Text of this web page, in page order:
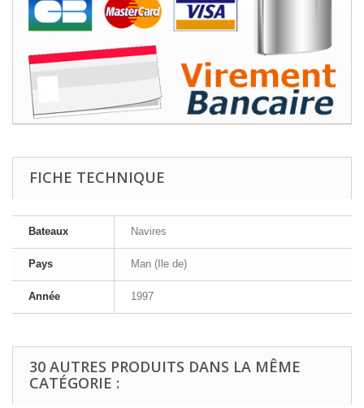
FICHE TECHNIQUE
Bateaux Navires
Pays Man (Ile de)
Année 1997
30 AUTRES PRODUITS DANS LA MÊME
CATÉGORIE :